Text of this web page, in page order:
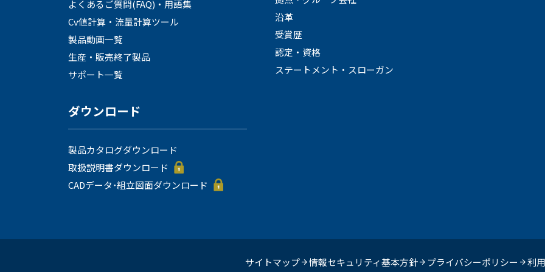
よくあるご質問(FAQ)・用語集
Cv値計算・流量計算ツール
製品動画一覧
生産・販売終了製品
サポート一覧
ダウンロード
製品カタログダウンロード
取扱説明書ダウンロード
CADデータ･組立図面ダウンロード
沿革
受賞歴
認定・資格
ステートメント・スローガン
サイトマップ 情報セキュリティ基本方針 プライバシーポリシー 利